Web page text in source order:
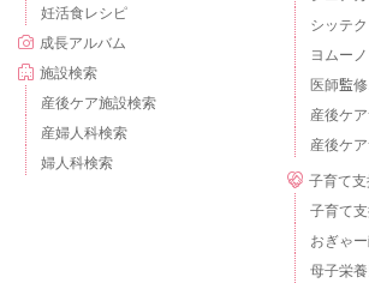
妊活食レシピ
成長アルバム
施設検索
産後ケア施設検索
産婦人科検索
婦人科検索
シッテク
ヨムーノ
医師監
産後ケ
産後ケ
子育て
子育て
おぎゃ
母子栄